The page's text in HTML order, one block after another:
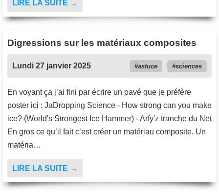
LIRE LA SUITE →
Digressions sur les matériaux composites
Lundi 27 janvier 2025 astuce sciences
En voyant ça j’ai fini par écrire un pavé que je préfère
poster ici : JaDropping Science - How strong can you make
ice? (World's Strongest Ice Hammer) - Arfy'z tranche du Net
En gros ce qu’il fait c’est créer un matériau composite. Un
matéria…
LIRE LA SUITE →